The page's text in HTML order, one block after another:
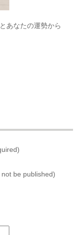
あなたの運勢から
not be published)